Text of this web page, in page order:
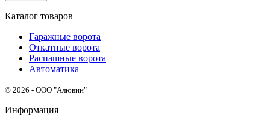
Каталог товаров
Гаражные ворота
Откатные ворота
Распашные ворота
Автоматика
© 2026 - ООО "Алювин"
Информация